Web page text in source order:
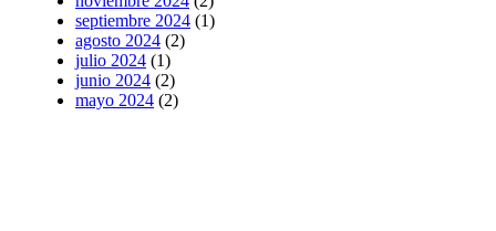
septiembre 2024 (1)
agosto 2024 (2)
julio 2024 (1)
junio 2024 (2)
mayo 2024 (2)